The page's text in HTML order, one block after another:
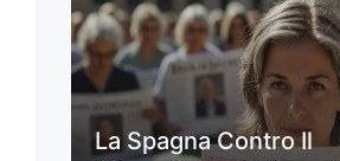
La Spagna Contro Il